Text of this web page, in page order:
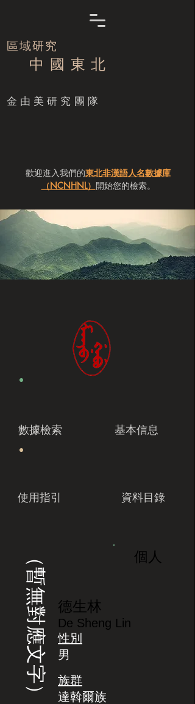
區域研究
中 國 東 北
​金由美研究團隊
歡迎進入我們的東北非漢語人名數據庫
（NCNHNL） 開始您的檢索。
數據檢索 基本信息
使用指引 資料目錄
（暫無對應文字） 個人
德生林
De Sheng Lin
性別
男
族群
達斡爾族